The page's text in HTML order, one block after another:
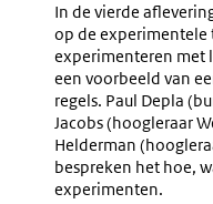
In de vierde
op de experimentele
experimenteren met
een voorbeeld van
regels. Paul Depla
Jacobs (hoogleraar
Helderman
bespreken het hoe,
experimenten.